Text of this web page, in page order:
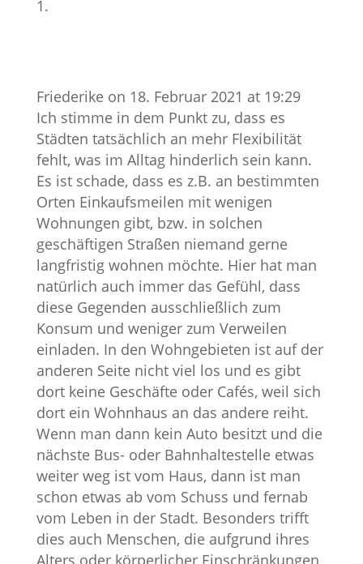
Friederike on 18. Februar 2021 at 19:29
Ich stimme in dem Punkt zu, dass es
Städten tatsächlich an mehr Flexibilität
fehlt, was im Alltag hinderlich sein kann.
Es ist schade, dass es z.B. an bestimmten
Orten Einkaufsmeilen mit wenigen
Wohnungen gibt, bzw. in solchen
geschäftigen Straßen niemand gerne
langfristig wohnen möchte. Hier hat man
natürlich auch immer das Gefühl, dass
diese Gegenden ausschließlich zum
Konsum und weniger zum Verweilen
einladen. In den Wohngebieten ist auf der
anderen Seite nicht viel los und es gibt
dort keine Geschäfte oder Cafés, weil sich
dort ein Wohnhaus an das andere reiht.
Wenn man dann kein Auto besitzt und die
nächste Bus- oder Bahnhaltestelle etwas
weiter weg ist vom Haus, dann ist man
schon etwas ab vom Schuss und fernab
vom Leben in der Stadt. Besonders trifft
dies auch Menschen, die aufgrund ihres
Alters oder körperlicher Einschränkungen